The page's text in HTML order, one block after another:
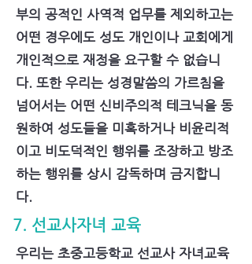
부의 공적인 사역적 업무를 제외하고는
어떤 경우에도 성도 개인이나 교회에게
개인적으로 재정을 요구할 수 없습니
다. 또한 우리는 성경말씀의 가르침을
넘어서는 어떤 신비주의적 테크닉을 동
원하여 성도들을 미혹하거나 비윤리적
이고 비도덕적인 행위를 조장하고 방조
하는 행위를 상시 감독하며 금지합니
다.
7. 선교사자녀 교육
우리는 초중고등학교 선교사 자녀교육